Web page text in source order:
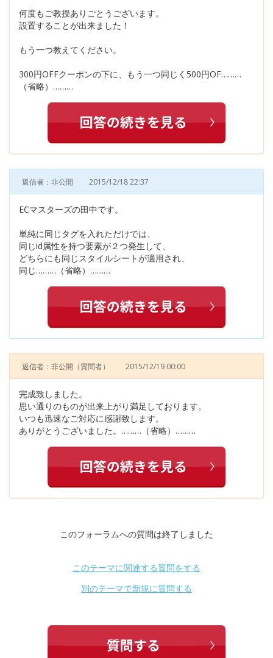
何度もご教授ありごとうございます。
設置することが出来ました！
もう一つ教えてください。
300円OFFクーポンの下に、もう一つ同じく500円OF………
（省略）………
返信者：非公開 2015/12/18 22:37
ECマスターズの田中です。
単純に同じタグを入れただけでは、
同じid属性を持つ要素が２つ発生して、
どちらにも同じスタイルシートが適用され、
同じ………（省略）………
返信者：非公開 （質問者） 2015/12/19 00:00
完成致しました。
思い通りのものが出来上がり満足しております。
いつも迅速なご対応に感謝致します。
ありがとうございました。………（省略）………
このフォーラムへの質問は終了しました
このテーマに関連する質問をする
別のテーマで新規に質問する